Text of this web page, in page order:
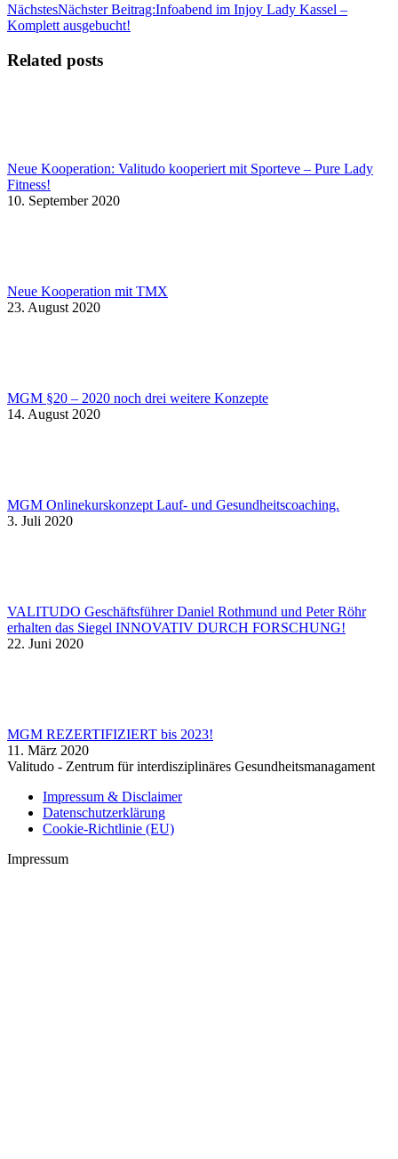
NächstesNächster Beitrag:Infoabend im Injoy Lady Kassel –
Komplett ausgebucht!
Related posts
Neue Kooperation: Valitudo kooperiert mit Sporteve – Pure Lady
Fitness!
10. September 2020
Neue Kooperation mit TMX
23. August 2020
MGM §20 – 2020 noch drei weitere Konzepte
14. August 2020
MGM Onlinekurskonzept Lauf- und Gesundheitscoaching.
3. Juli 2020
VALITUDO Geschäftsführer Daniel Rothmund und Peter Röhr
erhalten das Siegel INNOVATIV DURCH FORSCHUNG!
22. Juni 2020
MGM REZERTIFIZIERT bis 2023!
11. März 2020
Valitudo - Zentrum für interdisziplinäres Gesundheitsmanagament
Impressum & Disclaimer
Datenschutzerklärung
Cookie-Richtlinie (EU)
Impressum